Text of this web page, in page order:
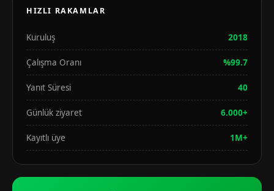
HIZLI RAKAMLAR
Kuruluş 2018
Çalışma Oranı %99.7
Yanıt Süresi 40
Günlük ziyaret 6.000+
Kayıtlı üye 1M+